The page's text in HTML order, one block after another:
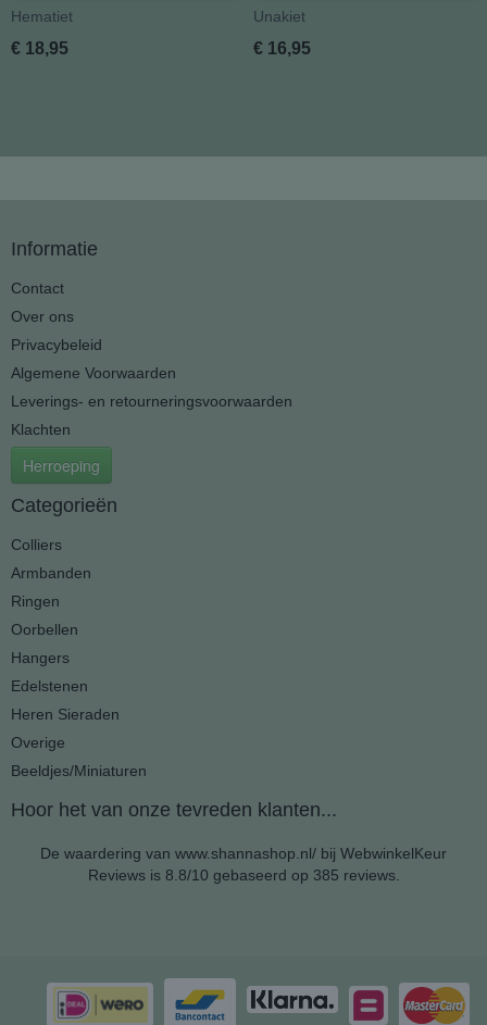
Hematiet
€ 18,95
Unakiet
€ 16,95
Informatie
Contact
Over ons
Privacybeleid
Algemene Voorwaarden
Leverings- en retourneringsvoorwaarden
Klachten
Herroeping
Categorieën
Colliers
Armbanden
Ringen
Oorbellen
Hangers
Edelstenen
Heren Sieraden
Overige
Beeldjes/Miniaturen
Hoor het van onze tevreden klanten...
De waardering van www.shannashop.nl/ bij WebwinkelKeur
Reviewsis 8.8/10 gebaseerd op 385 reviews.